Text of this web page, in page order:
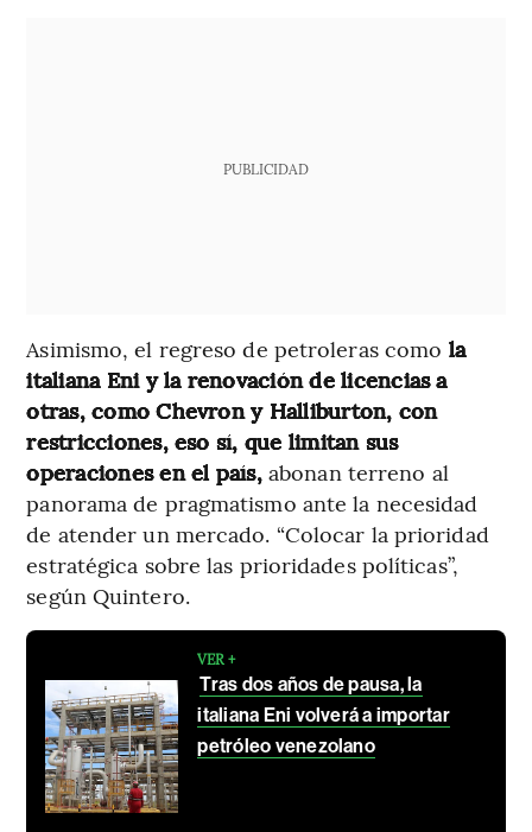
PUBLICIDAD
Asimismo, el regreso de petroleras como la
italiana Eni y la renovación de licencias a
otras, como Chevron y Halliburton, con
restricciones, eso sí, que limitan sus
operaciones en el país,abonan terreno al
panorama de pragmatismo ante la necesidad
de atender un mercado. “Colocar la prioridad
estratégica sobre las prioridades políticas”,
según Quintero.
VER +
Tras dos años de pausa, la
italiana Eni volverá a importar
petróleo venezolano